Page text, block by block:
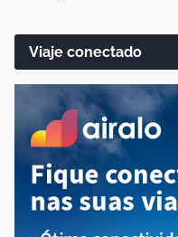
Viaje conectado